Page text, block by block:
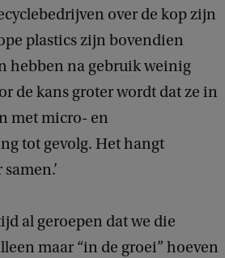
over de kop zijn
plastics zijn bovendien
hebben na gebruik weinig
de kans groter wordt dat ze in
met micro- en
tot gevolg. Het hangt
al geroepen dat we die
maar “in de groei” hoeven